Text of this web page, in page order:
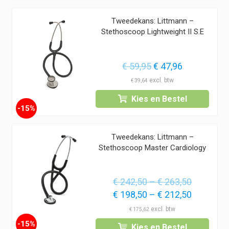
€
-15%
Tweedekans: Littmann –
Stethoscoop Lightweight II S.E
€59,95Oorspronkelijke
prijs
was:
€ 59,95.
€ 47,96
is:
€ 47,96.
€39,64
Kies en Bestel
-15%
Tweedekans: Littmann –
Stethoscoop Master Cardiology
€242,50–€263,50
€ 263,50
Oorspronkelijke
prijs
was:
€ 198,50 – € 212,50
tot
is:
€ 175,62